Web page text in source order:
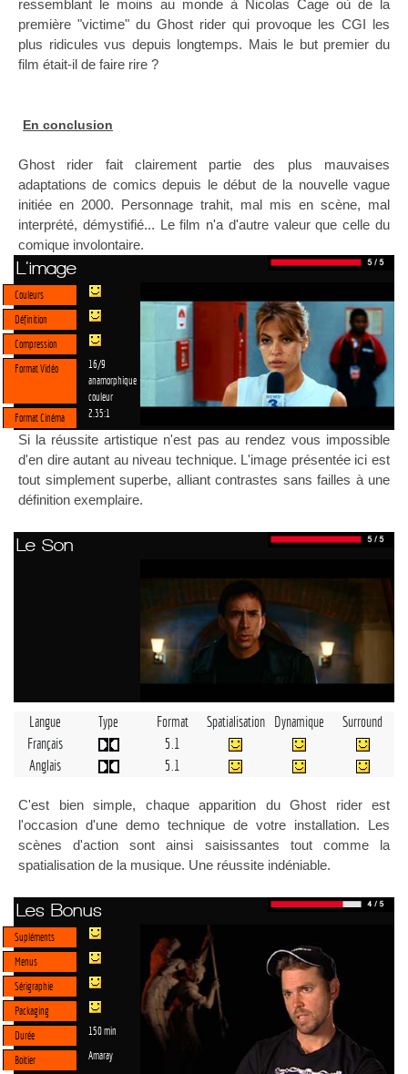
ressemblant le moins au monde à Nicolas Cage où de la
première "victime" du Ghost rider qui provoque les CGI les
plus ridicules vus depuis longtemps. Mais le but premier du
film était-il de faire rire ?
En conclusion
Ghost rider fait clairement partie des plus mauvaises
adaptations de comics depuis le début de la nouvelle vague
initiée en 2000. Personnage trahit, mal mis en scène, mal
interprété, démystifié... Le film n'a d'autre valeur que celle du
comique involontaire.
L'image
Couleurs
Définition
Compression
Format Vidéo
16/9
anamorphique
couleur
Format Cinéma
2.35:1
Si la réussite artistique n'est pas au rendez vous impossible
d'en dire autant au niveau technique. L'image présentée ici est
tout simplement superbe, alliant contrastes sans failles à une
définition exemplaire.
Le Son
Langue Type Format Spatialisation Dynamique
Surround
Français
5.1
Anglais
5.1
C'est bien simple, chaque apparition du Ghost rider est
l'occasion d'une demo technique de votre installation. Les
scènes d'action sont ainsi saisissantes tout comme la
spatialisation de la musique. Une réussite indéniable.
Les Bonus
Supléments
Menus
Sérigraphie
Packaging
Durée
150 min
Boitier Amaray